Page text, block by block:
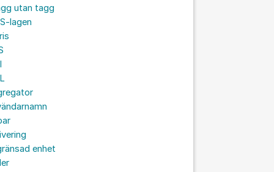
utan tagg
lagen
enhet